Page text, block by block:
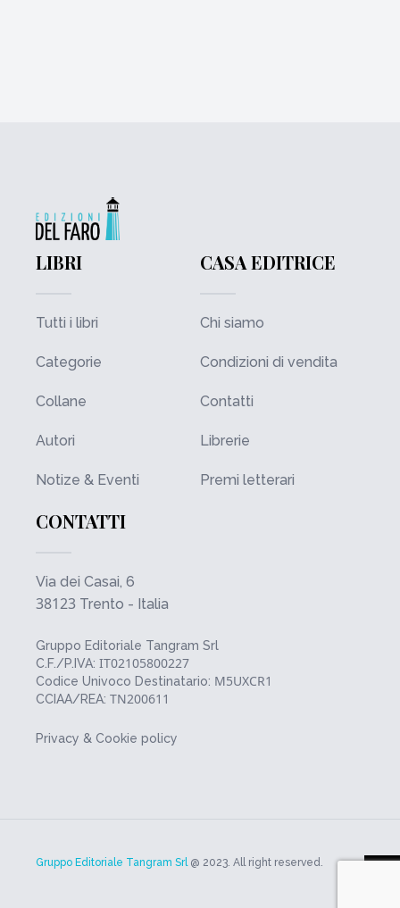
LIBRI
Tutti i libri
Categorie
Collane
Autori
Notize & Eventi
CASA EDITRICE
Chi siamo
Condizioni di vendita
Contatti
Librerie
Premi letterari
CONTATTI
Via dei Casai, 6
38123 Trento - Italia
Gruppo Editoriale Tangram Srl
C.F./P.IVA: IT02105800227
Codice Univoco Destinatario: M5UXCR1
CCIAA/REA: TN200611
Privacy & Cookie policy
Gruppo Editoriale Tangram Srl@ 2023. All right reserved.